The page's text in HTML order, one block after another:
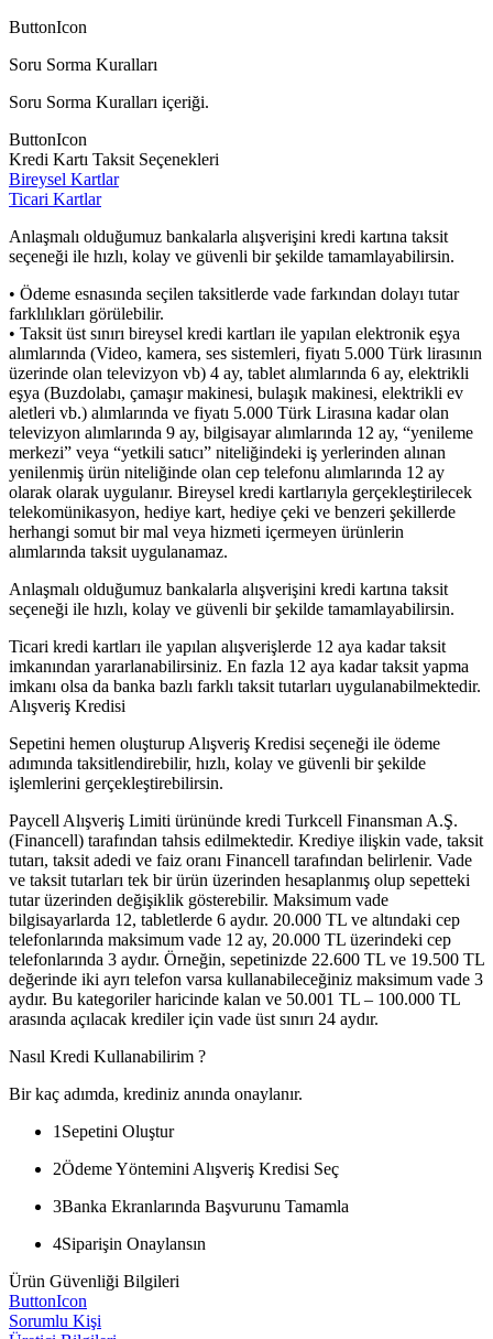
ButtonIcon
Soru Sorma Kuralları
Soru Sorma Kuralları içeriği.
ButtonIcon
Kredi Kartı Taksit Seçenekleri
Bireysel Kartlar
Ticari Kartlar
Anlaşmalı olduğumuz bankalarla alışverişini kredi kartına taksit
seçeneği ile hızlı, kolay ve güvenli bir şekilde tamamlayabilirsin.
• Ödeme esnasında seçilen taksitlerde vade farkından dolayı tutar
farklılıkları görülebilir.
• Taksit üst sınırı bireysel kredi kartları ile yapılan elektronik eşya
alımlarında (Video, kamera, ses sistemleri, fiyatı 5.000 Türk lirasının
üzerinde olan televizyon vb) 4 ay, tablet alımlarında 6 ay, elektrikli
eşya (Buzdolabı, çamaşır makinesi, bulaşık makinesi, elektrikli ev
aletleri vb.) alımlarında ve fiyatı 5.000 Türk Lirasına kadar olan
televizyon alımlarında 9 ay, bilgisayar alımlarında 12 ay, “yenileme
merkezi” veya “yetkili satıcı” niteliğindeki iş yerlerinden alınan
yenilenmiş ürün niteliğinde olan cep telefonu alımlarında 12 ay
olarak olarak uygulanır. Bireysel kredi kartlarıyla gerçekleştirilecek
telekomünikasyon, hediye kart, hediye çeki ve benzeri şekillerde
herhangi somut bir mal veya hizmeti içermeyen ürünlerin
alımlarında taksit uygulanamaz.
Anlaşmalı olduğumuz bankalarla alışverişini kredi kartına taksit
seçeneği ile hızlı, kolay ve güvenli bir şekilde tamamlayabilirsin.
Ticari kredi kartları ile yapılan alışverişlerde 12 aya kadar taksit
imkanından yararlanabilirsiniz. En fazla 12 aya kadar taksit yapma
imkanı olsa da banka bazlı farklı taksit tutarları uygulanabilmektedir.
Alışveriş Kredisi
Sepetini hemen oluşturup Alışveriş Kredisi seçeneği ile ödeme
adımında taksitlendirebilir, hızlı, kolay ve güvenli bir şekilde
işlemlerini gerçekleştirebilirsin.
Paycell Alışveriş Limiti ürününde kredi Turkcell Finansman A.Ş.
(Financell) tarafından tahsis edilmektedir. Krediye ilişkin vade, taksit
tutarı, taksit adedi ve faiz oranı Financell tarafından belirlenir. Vade
ve taksit tutarları tek bir ürün üzerinden hesaplanmış olup sepetteki
tutar üzerinden değişiklik gösterebilir. Maksimum vade
bilgisayarlarda 12, tabletlerde 6 aydır. 20.000 TL ve altındaki cep
telefonlarında maksimum vade 12 ay, 20.000 TL üzerindeki cep
telefonlarında 3 aydır. Örneğin, sepetinizde 22.600 TL ve 19.500 TL
değerinde iki ayrı telefon varsa kullanabileceğiniz maksimum vade 3
aydır. Bu kategoriler haricinde kalan ve 50.001 TL – 100.000 TL
arasında açılacak krediler için vade üst sınırı 24 aydır.
Nasıl Kredi Kullanabilirim ?
Bir kaç adımda, krediniz anında onaylanır.
1 Sepetini Oluştur
2Ödeme Yöntemini Alışveriş Kredisi Seç
3Banka Ekranlarında Başvurunu Tamamla
4Siparişin Onaylansın
Ürün Güvenliği Bilgileri
ButtonIcon
Sorumlu Kişi